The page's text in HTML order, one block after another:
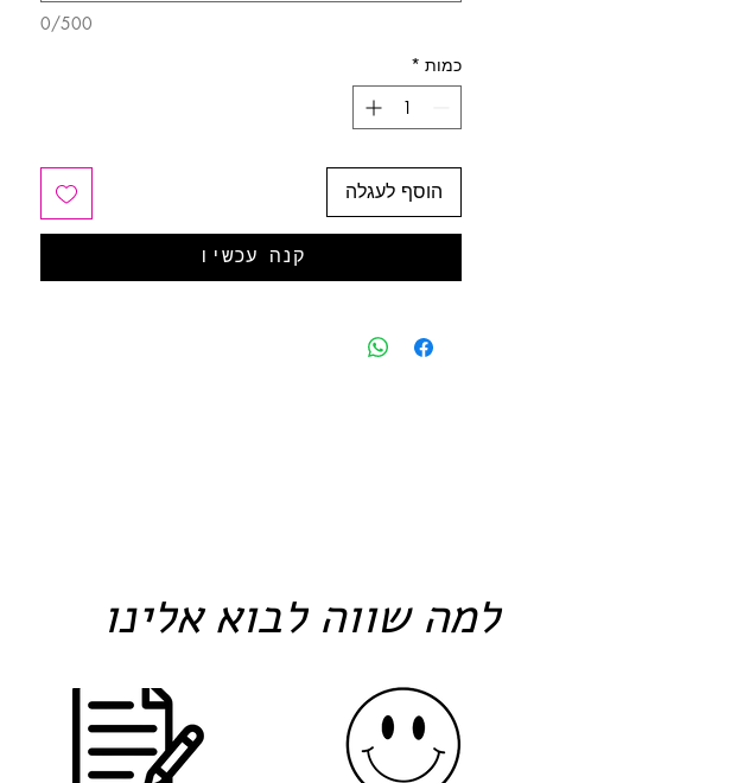
0/500
כמות *
הוסף לעגלה
קנה עכשיו
למה שווה לבוא אלינו